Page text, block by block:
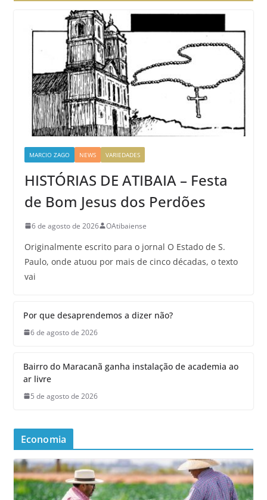
MARCIO ZAGO NEWS VARIEDADES
HISTÓRIAS DE ATIBAIA – Festa
de Bom Jesus dos Perdões
6 de agosto de 2026 OAtibaiense
Originalmente escrito para o jornal O Estado de S.
Paulo, onde atuou por mais de cinco décadas, o texto
vai
Por que desaprendemos a dizer não?
6 de agosto de 2026
Bairro do Maracanã ganha instalação de academia ao
ar livre
5 de agosto de 2026
Economia